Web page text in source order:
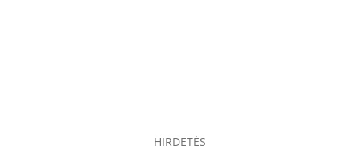
HIRDETÉS